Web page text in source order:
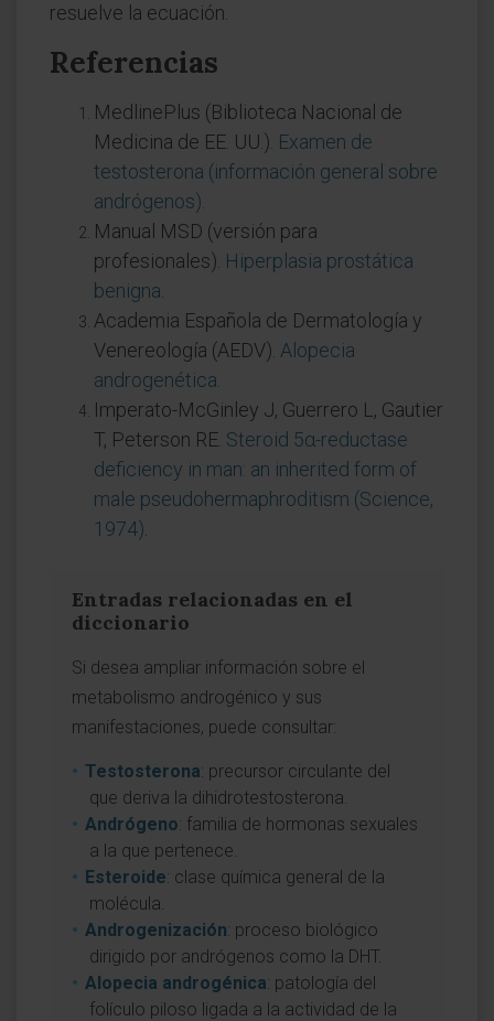
resuelve la ecuación.
Referencias
MedlinePlus (Biblioteca Nacional de
Medicina de EE. UU.). Examen de
testosterona (información general sobre
andrógenos)
Manual MSD (versión para
profesionales). Hiperplasia prostática
benigna
Academia Española de Dermatología y
Venereología (AEDV). Alopecia
androgenética
Imperato-McGinley J, Guerrero L, Gautier
T, Peterson RE. Steroid 5α-reductase
deficiency in man: an inherited form of
male pseudohermaphroditism (Science,
1974)
Entradas relacionadas en el
diccionario
Si desea ampliar información sobre el
metabolismo androgénico y sus
manifestaciones, puede consultar:
Testosterona: precursor circulante del
que deriva la dihidrotestosterona.
Andrógeno: familia de hormonas sexuales
a la que pertenece.
Esteroide: clase química general de la
molécula.
Androgenización: proceso biológico
dirigido por andrógenos como la DHT.
Alopecia androgénica: patología del
folículo piloso ligada a la actividad de la